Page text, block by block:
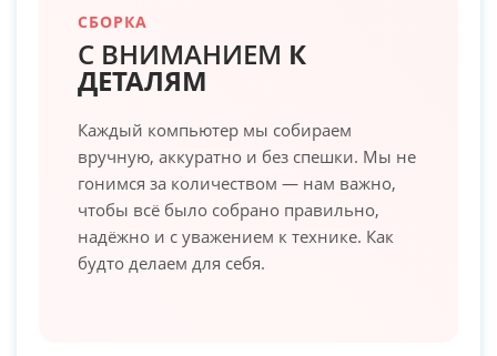
СБОРКА
С ВНИМАНИЕМ К
ДЕТАЛЯМ
Каждый компьютер мы собираем
вручную, аккуратно и без спешки. Мы не
гонимся за количеством — нам важно,
чтобы всё было собрано правильно,
надёжно и с уважением к технике. Как
будто делаем для себя.